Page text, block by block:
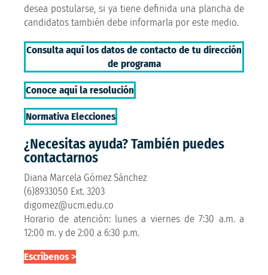
desea postularse, si ya tiene definida una plancha de
candidatos también debe informarla por este medio.
Consulta aquí los datos de contacto de tu dirección
de programa
Conoce aquí la resolución
Normativa Elecciones
¿Necesitas ayuda? También puedes
contactarnos
Diana Marcela Gómez Sánchez
(6)8933050 Ext. 3203
digomez@ucm.edu.co
Horario de atención: lunes a viernes de 7:30 a.m. a
12:00 m. y de 2:00 a 6:30 p.m.
Escríbenos >